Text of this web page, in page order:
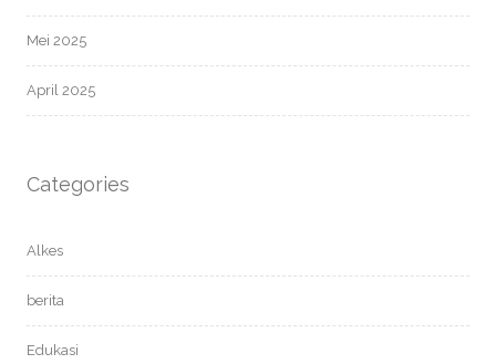
Mei 2025
April 2025
Categories
Alkes
berita
Edukasi